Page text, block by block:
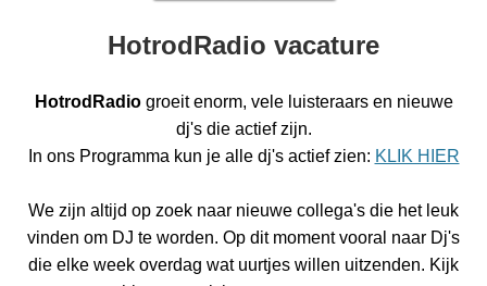
HotrodRadio vacature
HotrodRadiogroeit enorm, vele luisteraars en nieuwe
dj's die actief zijn.
In ons Programma kun je alle dj's actief zien: KLIK HIER
We zijn altijd op zoek naar nieuwe collega's die het leuk
vinden om DJ te worden. Op dit moment vooral naar Dj's
die elke week overdag wat uurtjes willen uitzenden. Kijk